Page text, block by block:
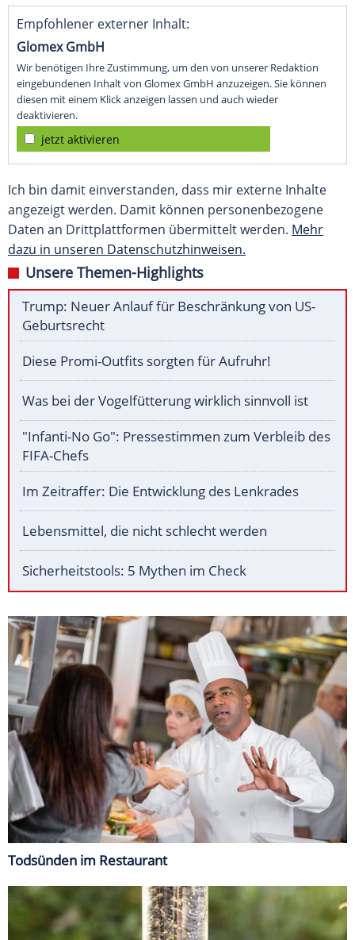
Empfohlener externer Inhalt:
Glomex GmbH
Wir benötigen Ihre Zustimmung, um den von unserer Redaktion
eingebundenen Inhalt von Glomex GmbH anzuzeigen. Sie können
diesen mit einem Klick anzeigen lassen und auch wieder
deaktivieren.
jetzt aktivieren
Ich bin damit einverstanden, dass mir externe Inhalte
angezeigt werden. Damit können personenbezogene
Daten an Drittplattformen übermittelt werden. Mehr
dazu in unseren Datenschutzhinweisen.
Unsere Themen-Highlights
Trump: Neuer Anlauf für Beschränkung von US-
Geburtsrecht
Diese Promi-Outfits sorgten für Aufruhr!
Was bei der Vogelfütterung wirklich sinnvoll ist
"Infanti-No Go": Pressestimmen zum Verbleib des
FIFA-Chefs
Im Zeitraffer: Die Entwicklung des Lenkrades
Lebensmittel, die nicht schlecht werden
Sicherheitstools: 5 Mythen im Check
Todsünden im Restaurant